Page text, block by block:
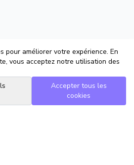
pour améliorer votre expérience. En
vous acceptez notre utilisation des
Accepter tous les
cookies